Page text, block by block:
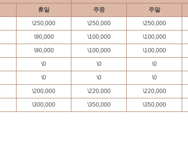
휴일 주중 주말
\250,000 \250,000 \250,000
\90,000 \100,000 \100,000
\90,000 \100,000 \100,000
\0 \0 \0
\0 \0 \0
\200,000 \220,000 \220,000
\300,000 \350,000 \350,000